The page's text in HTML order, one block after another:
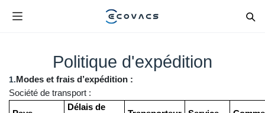
Politique d'expédition
1. Modes et frais d’expédition :
Société de transport :
Délais de